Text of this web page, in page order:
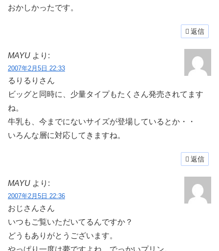
おかしかったです。
返信
MAYU より:
2007年2月5日 22:33
るりるりさん
ビッグと同時に、少量タイプもたくさん発売されてます
ね。
牛乳も、今までにないサイズが登場しているとか・・
いろんな層に対応してきますね。
返信
MAYU より:
2007年2月5日 22:36
おじさんさん
いつもご覧いただいてるんですか？
どうもありがとうございます。
やっぱり一度は夢ですよね、でっかいプリン。